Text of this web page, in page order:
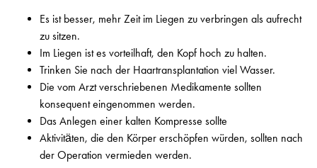
Es ist besser, mehr Zeit im Liegen zu verbringen als aufrecht
zu sitzen.
Im Liegen ist es vorteilhaft, den Kopf hoch zu halten.
Trinken Sie nach der Haartransplantation viel Wasser.
Die vom Arzt verschriebenen Medikamente sollten
konsequent eingenommen werden.
Das Anlegen einer kalten Kompresse sollte
Aktivitäten, die den Körper erschöpfen würden, sollten nach
der Operation vermieden werden.